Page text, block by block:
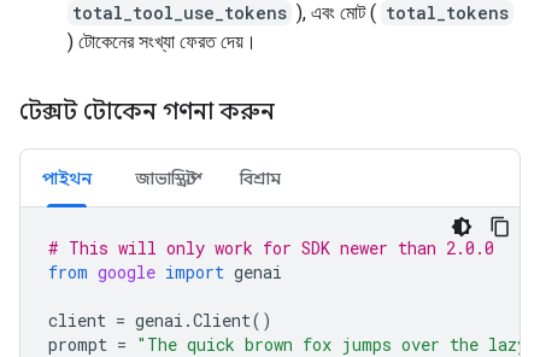
total_tool_use_tokens ), এবং মোট ( total_tokens
) টোকেনের সংখ্যা ফেরত দেয়।
টেক্সট টোকেন গণনা করুন
পাইথন জাভাস্ক্রিপ্ট বিশ্রাম
# This will only work for SDK newer than 2.0.0
from google import genai
client = genai .Client()
prompt = "The quick brown fox jumps over the lazy